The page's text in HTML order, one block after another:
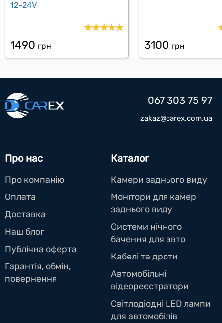
12–24V
1490 грн 3100 грн
Про нас
Про компанію
Оплата
Доставка
Наш блог
Публічна оферта
Гарантія, обмін,
повернення
Каталог
Камери заднього виду
Монітори для камер
заднього виду
Системи нічного
бачення для авто
Кабелі та дроти
Автомобільні
відеореєстратори
Світлодіодні LED лампи
для автомобілів
067 303 75 97
zakaz@carex.com.ua